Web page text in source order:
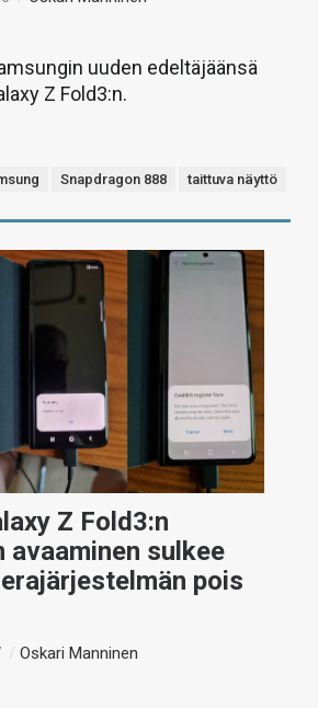
uuden edeltäjäänsä
Z Fold3:n.
Snapdragon 888 taittuva näyttö
Z Fold3:n
avaaminen sulkee
pois
/Oskari Manninen